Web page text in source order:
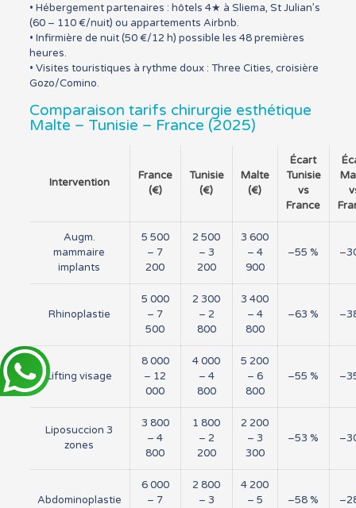
• Hébergement partenaires : hôtels 4★ à Sliema, St Julian’s
(60 – 110 €/nuit) ou appartements Airbnb.
• Infirmière de nuit (50 €/12 h) possible les 48 premières
heures.
• Visites touristiques à rythme doux : Three Cities, croisière
Gozo/Comino.
Comparaison tarifs chirurgie esthétique
Malte – Tunisie – France (2025)
Intervention
France
(€)
Tunisie
(€)
Malte
(€)
Écart
Tunisie
vs
France
Augm.
mammaire
implants
5 500
– 7
200
2 500
– 3
200
3 600
– 4
900
–55 %
Rhinoplastie
5 000
– 7
500
2 300
– 2
800
3 400
– 4
800
–63 %
Lifting visage
8 000
– 12
000
4 000
– 4
800
5 200
– 6
800
–55 %
Liposuccion 3
zones
3 800
– 4
800
1 800
– 2
200
2 200
– 3
300
–53 %
Abdominoplastie
6 000
– 7
2 800
– 3
4 200
– 5
–58 %